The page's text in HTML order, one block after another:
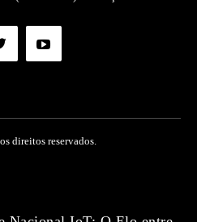
direitos reservados.